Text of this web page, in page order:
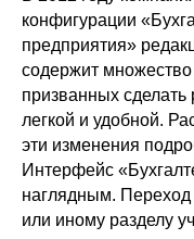
конфигурации
предприятия»
содержит
призванных
легкой и удобной.
эти изменения
Интерфейс
наглядным. Переход
или иному разделу